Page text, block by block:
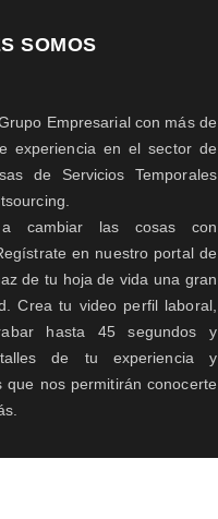
SOMOS
Empresarial con más de
experiencia en el sector de
de Servicios Temporales
a cambiar las cosas con
en nuestro portal de
de tu hoja de vida una gran
Crea tu video perfil laboral,
hasta 45 segundos y
de tu experiencia y
que nos permitirán conocerte